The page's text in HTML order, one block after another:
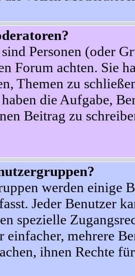
Personen (oder
Forum achten. Sie
Themen zu
die Aufgabe,
Beitrag zu
werden einige
Jeder Benutzer
spezielle
einfacher, mehrere
ihnen Rechte